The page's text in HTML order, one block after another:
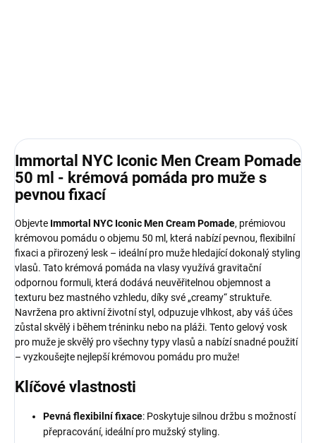
Immortal NYC Iconic Men Cream Pomade
50 ml - krémová pomáda pro muže s
pevnou fixací
Objevte Immortal NYC Iconic Men Cream Pomade, prémiovou
krémovou pomádu o objemu 50 ml, která nabízí pevnou, flexibilní
fixaci a přirozený lesk – ideální pro muže hledající dokonalý styling
vlasů. Tato krémová pomáda na vlasy využívá gravitační
odpornou formuli, která dodává neuvěřitelnou objemnost a
texturu bez mastného vzhledu, díky své „creamy“ struktuře.
Navržena pro aktivní životní styl, odpuzuje vlhkost, aby váš účes
zůstal skvělý i během tréninku nebo na pláži. Tento gelový vosk
pro muže je skvělý pro všechny typy vlasů a nabízí snadné použití
– vyzkoušejte nejlepší krémovou pomádu pro muže!
Klíčové vlastnosti
Pevná flexibilní fixace: Poskytuje silnou držbu s možností
přepracování, ideální pro mužský styling.